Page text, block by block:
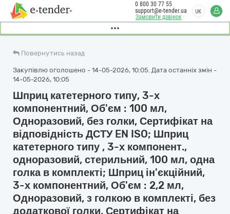
Замовити дзвінок
0 800 30 77 55
support@e-tender.ua
UK
Повернутись назад
Закупівлю оголошено - 14-05-2026, 10:05. Дата останніх змін -
14-05-2026, 10:05
Шприц катетерного типу, 3-х
компонентний, Об'єм : 100 мл,
Одноразовий, без голки, Сертифікат на
відповідність ДСТУ EN ISO; Шприц
катетерного типу , 3-х компонент.,
одноразовий, стерильний, 100 мл, одна
голка в комплекті; Шприц ін'єкційний,
3-х компонентний, Об'єм : 2,2 мл,
Одноразовий, з голкою в комплекті, без
додаткової голки, Сертифікат на